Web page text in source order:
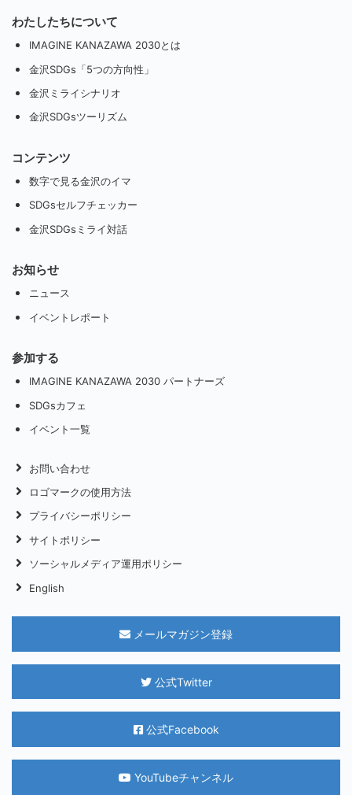
わたしたちについて
IMAGINE KANAZAWA 2030とは
金沢SDGs「5つの方向性」
金沢ミライシナリオ
金沢SDGsツーリズム
コンテンツ
数字で見る金沢のイマ
SDGsセルフチェッカー
金沢SDGsミライ対話
お知らせ
ニュース
イベントレポート
参加する
IMAGINE KANAZAWA 2030 パートナーズ
SDGsカフェ
イベント一覧
お問い合わせ
ロゴマークの使用方法
プライバシーポリシー
サイトポリシー
ソーシャルメディア運用ポリシー
English
メールマガジン登録
公式Twitter
公式Facebook
YouTubeチャンネル